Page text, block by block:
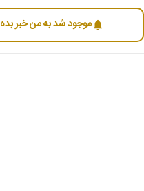
notificationsموجود شد به من خبر بده